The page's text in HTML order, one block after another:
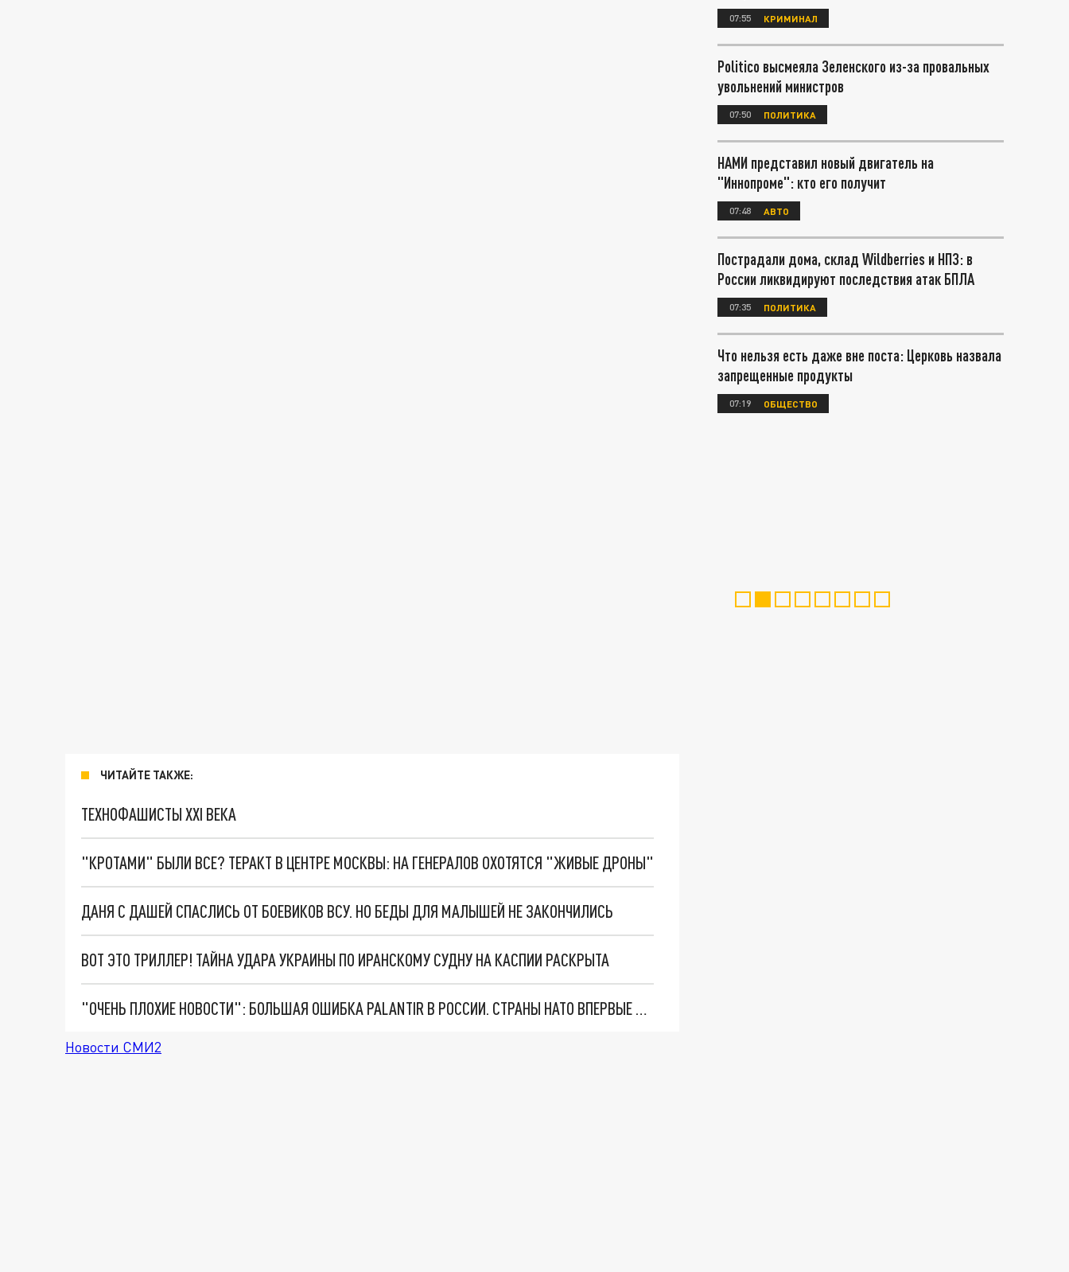
ЧИТАЙТЕ ТАКЖЕ:
ТЕХНОФАШИСТЫ XXI ВЕКА
"КРОТАМИ" БЫЛИ ВСЕ? ТЕРАКТ В ЦЕНТРЕ МОСКВЫ: НА ГЕНЕРАЛОВ ОХОТЯТСЯ "ЖИВЫЕ ДРОНЫ"
ДАНЯ С ДАШЕЙ СПАСЛИСЬ ОТ БОЕВИКОВ ВСУ. НО БЕДЫ ДЛЯ МАЛЫШЕЙ НЕ ЗАКОНЧИЛИСЬ
ВОТ ЭТО ТРИЛЛЕР! ТАЙНА УДАРА УКРАИНЫ ПО ИРАНСКОМУ СУДНУ НА КАСПИИ РАСКРЫТА
"ОЧЕНЬ ПЛОХИЕ НОВОСТИ": БОЛЬШАЯ ОШИБКА PALANTIR В РОССИИ. СТРАНЫ НАТО ВПЕРВЫЕ ЗА СВО ОСТАНОВИЛИ ПОСТАВКИ ОРУЖИЯ. ВСУ ТЕРЯЮТ ПРИГРАНИЧЬЕ?
Новости СМИ2
07:55 КРИМИНАЛ
Politico высмеяла Зеленского из-за провальных
увольнений министров
07:50 ПОЛИТИКА
НАМИ представил новый двигатель на
"Иннопроме": кто его получит
07:48 АВТО
Пострадали дома, склад Wildberries и НПЗ: в
России ликвидируют последствия атак БПЛА
07:35 ПОЛИТИКА
Что нельзя есть даже вне поста: Церковь назвала
запрещенные продукты
07:19 ОБЩЕСТВО